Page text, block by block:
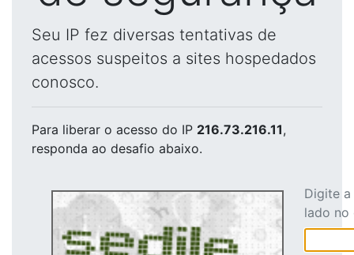
Seu IP fez diversas tentativas de
acessos suspeitos a sites hospedados
conosco.
Para liberar o acesso do IP 216.73.216.11,
responda ao desafio abaixo.
Digite
lado no